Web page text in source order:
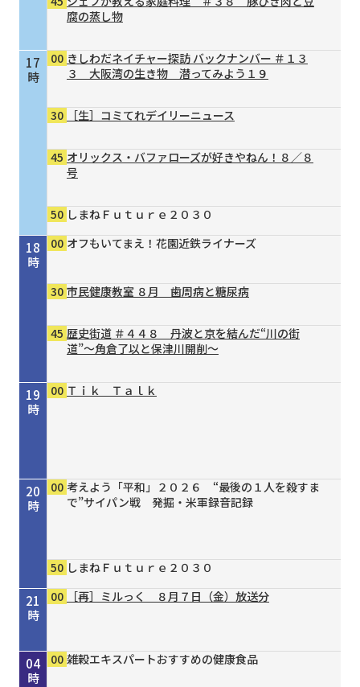
17
時
18
時
19
時
20
時
21
時
22
時
23
時
00
時
01
時
02
時
03
時
04
時
腐の蒸し物
00 きしわだネイチャー探訪 バックナンバー ＃１３
３ 大阪湾の生き物 潜ってみよう１９
30 ［生］コミてれデイリーニュース
45 オリックス・バファローズが好きやねん！８／８
号
50 しまねＦｕｔｕｒｅ２０３０
00 オフもいてまえ！花園近鉄ライナーズ
30 市民健康教室 ８月 歯周病と糖尿病
45 歴史街道 ＃４４８ 丹波と京を結んだ“川の街
道”～角倉了以と保津川開削～
00 Ｔｉｋ Ｔａｌｋ
00 考えよう「平和」２０２６ “最後の１人を殺すま
で”サイパン戦 発掘・米軍録音記録
50 しまねＦｕｔｕｒｅ２０３０
00
［再］ミルっく ８月７日（金）放送分
00 ［再］コミてれデイリーニュース
15 シェフが教える家庭料理 ＃３８ 豚ひき肉と豆
30 タイガースＶ特急 ８／４号
00 ［再］ミルっく ８月７日（金）放送分
00 ［再］コミてれデイリーニュース
15 オリックス・バファローズが好きやねん！８／８
20 しまねＦｕｔｕｒｅ２０３０
30 市民健康教室 ８月 歯周病と糖尿病
45 歴史街道 ＃４４８ 丹波と京を結んだ“川の街
00 私らしいブラックフォーマルREGINAPORTE
00 雑穀エキスパートおすすめの健康食品
00 雑穀エキスパートおすすめの健康食品
00 雑穀エキスパートおすすめの健康食品